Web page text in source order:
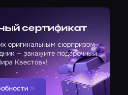
сертификат
оригинальным сюрпризом
— закажите подарочный
Квестов»!